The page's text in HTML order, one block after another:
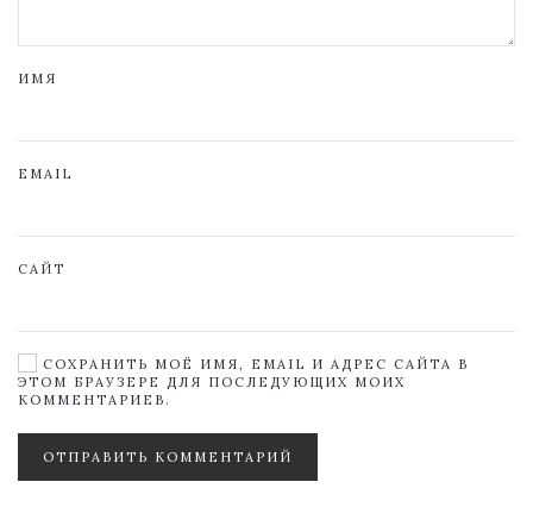
ИМЯ
EMAIL
САЙТ
СОХРАНИТЬ МОЁ ИМЯ, EMAIL И АДРЕС САЙТА В
ЭТОМ БРАУЗЕРЕ ДЛЯ ПОСЛЕДУЮЩИХ МОИХ
КОММЕНТАРИЕВ.
ОТПРАВИТЬ КОММЕНТАРИЙ